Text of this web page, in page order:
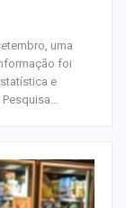
uma
foi
e